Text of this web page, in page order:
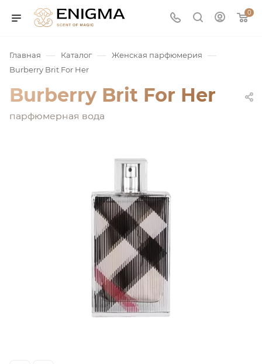
0
Главная — Каталог — Женская парфюмерия —
Burberry Brit For Her
Burberry Brit For Her
парфюмерная вода